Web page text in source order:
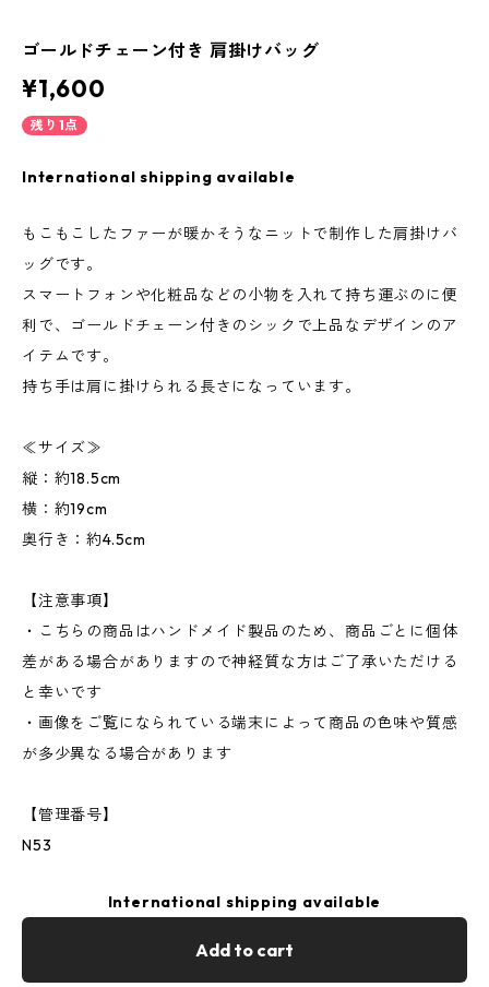
ゴールドチェーン付き 肩掛けバッグ
¥1,600
残り1点
International shipping available
もこもこしたファーが暖かそうなニットで制作した肩掛けバ
ッグです。
スマートフォンや化粧品などの小物を入れて持ち運ぶのに便
利で、ゴールドチェーン付きのシックで上品なデザインのア
イテムです。
持ち手は肩に掛けられる長さになっています。
≪サイズ≫
縦：約18.5cm
横：約19cm
奥行き：約4.5cm
【注意事項】
・こちらの商品はハンドメイド製品のため、商品ごとに個体
差がある場合がありますので神経質な方はご了承いただける
と幸いです
・画像をご覧になられている端末によって商品の色味や質感
が多少異なる場合があります
【管理番号】
N53
International shipping available
Add to cart